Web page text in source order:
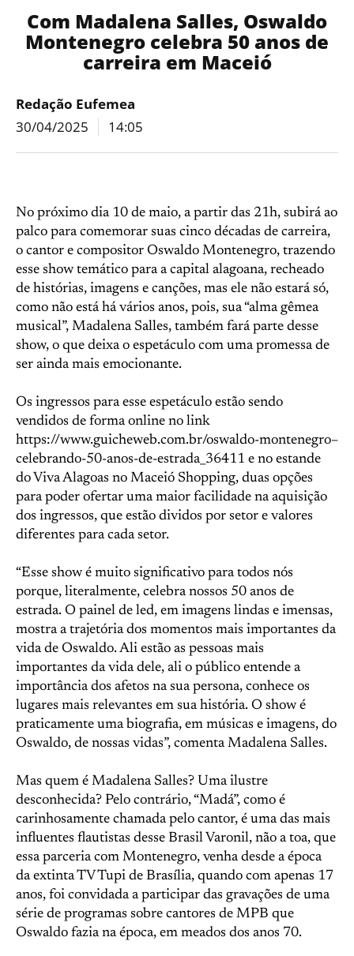
Com Madalena Salles, Oswaldo
Montenegro celebra 50 anos de
carreira em Maceió
Redação Eufemea
30/04/2025
14:05
No próximo dia 10 de maio, a partir das 21h, subirá ao
palco para comemorar suas cinco décadas de carreira,
o cantor e compositor Oswaldo Montenegro, trazendo
esse show temático para a capital alagoana, recheado
de histórias, imagens e canções, mas ele não estará só,
como não está há vários anos, pois, sua “alma gêmea
musical”, Madalena Salles, também fará parte desse
show, o que deixa o espetáculo com uma promessa de
ser ainda mais emocionante.
Os ingressos para esse espetáculo estão sendo
vendidos de forma online no link
https://www.guicheweb.com.br/oswaldo-montenegro–
celebrando-50-anos-de-estrada_36411 e no estande
do Viva Alagoas no Maceió Shopping, duas opções
para poder ofertar uma maior facilidade na aquisição
dos ingressos, que estão dividos por setor e valores
diferentes para cada setor.
“Esse show é muito significativo para todos nós
porque, literalmente, celebra nossos 50 anos de
estrada. O painel de led, em imagens lindas e imensas,
mostra a trajetória dos momentos mais importantes da
vida de Oswaldo. Ali estão as pessoas mais
importantes da vida dele, ali o público entende a
importância dos afetos na sua persona, conhece os
lugares mais relevantes em sua história. O show é
praticamente uma biografia, em músicas e imagens, do
Oswaldo, de nossas vidas”, comenta Madalena Salles.
Mas quem é Madalena Salles? Uma ilustre
desconhecida? Pelo contrário, “Madá”, como é
carinhosamente chamada pelo cantor, é uma das mais
influentes flautistas desse Brasil Varonil, não a toa, que
essa parceria com Montenegro, venha desde a época
da extinta TV Tupi de Brasília, quando com apenas 17
anos, foi convidada a participar das gravações de uma
série de programas sobre cantores de MPB que
Oswaldo fazia na época, em meados dos anos 70.